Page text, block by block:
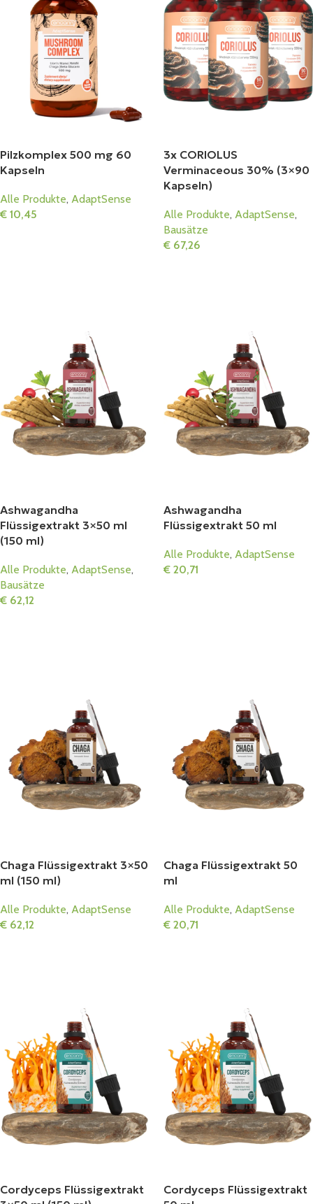
Pilzkomplex 500 mg 60
Kapseln
Alle Produkte, AdaptSense
€ 10,45
3x CORIOLUS
Verminaceous 30% (3×90
Kapseln)
Alle Produkte, AdaptSense,
Bausätze
€ 67,26
Ashwagandha
Flüssigextrakt 3×50 ml
(150 ml)
Alle Produkte, AdaptSense,
Bausätze
€ 62,12
Ashwagandha
Flüssigextrakt 50 ml
Alle Produkte, AdaptSense
€ 20,71
Chaga Flüssigextrakt 3×50
ml (150 ml)
Alle Produkte, AdaptSense
€ 62,12
Chaga Flüssigextrakt 50
ml
Alle Produkte, AdaptSense
€ 20,71
Cordyceps Flüssigextrakt
Cordyceps Flüssigextrakt